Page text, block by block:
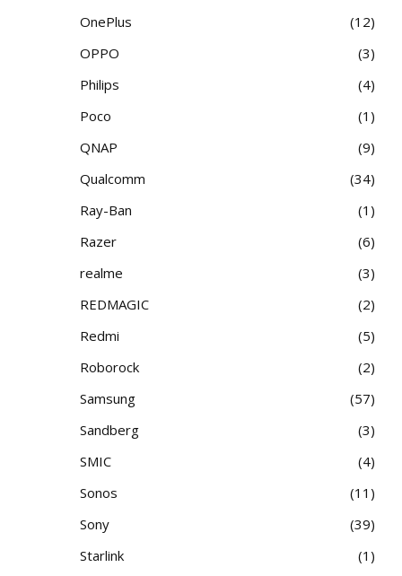
OnePlus
12
OPPO
3
Philips
4
Poco
1
QNAP
9
Qualcomm
34
Ray-Ban
1
Razer
6
realme
3
REDMAGIC
2
Redmi
5
Roborock
2
Samsung
57
Sandberg
3
SMIC
4
Sonos
11
Sony
39
Starlink
1